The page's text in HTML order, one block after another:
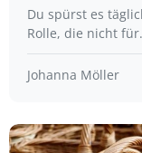
Du spürst es
Rolle, die nicht
Johanna Möller